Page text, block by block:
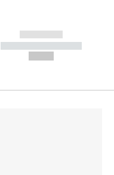
------------
----------- -----------